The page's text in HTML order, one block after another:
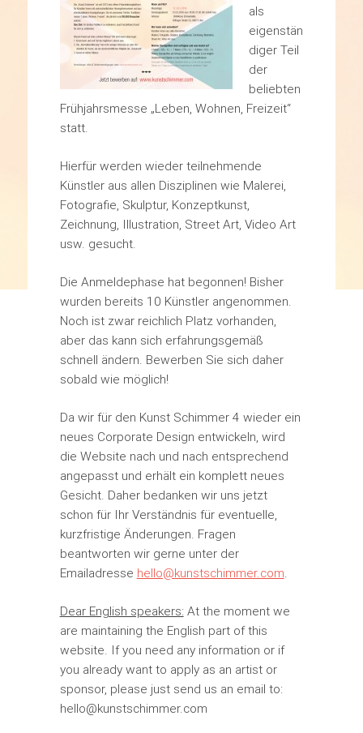
als
eigenstän
diger Teil
der
beliebten
Frühjahrsmesse „Leben, Wohnen, Freizeit“
statt.
Hierfür werden wieder teilnehmende
Künstler aus allen Disziplinen wie Malerei,
Fotografie, Skulptur, Konzeptkunst,
Zeichnung, Illustration, Street Art, Video Art
usw. gesucht.
Die Anmeldephase hat begonnen! Bisher
wurden bereits 10 Künstler angenommen.
Noch ist zwar reichlich Platz vorhanden,
aber das kann sich erfahrungsgemäß
schnell ändern. Bewerben Sie sich daher
sobald wie möglich!
Da wir für den Kunst Schimmer 4 wieder ein
neues Corporate Design entwickeln, wird
die Website nach und nach entsprechend
angepasst und erhält ein komplett neues
Gesicht. Daher bedanken wir uns jetzt
schon für Ihr Verständnis für eventuelle,
kurzfristige Änderungen. Fragen
beantworten wir gerne unter der
Emailadresse hello@kunstschimmer.com
Dear English speakers: At the moment we
are maintaining the English part of this
website. If you need any information or if
you already want to apply as an artist or
sponsor, please just send us an email to:
hello@kunstschimmer.com